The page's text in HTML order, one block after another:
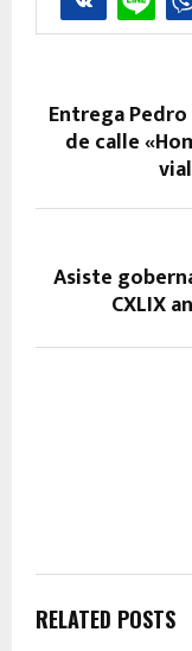
Entrega
de calle
Asiste
CXLIX
RELATED POSTS